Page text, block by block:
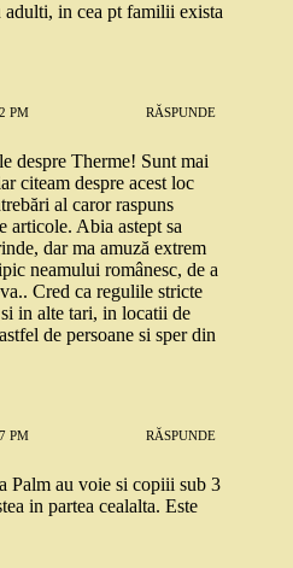
adulti, in cea pt familii exista
PM RĂSPUNDE
despre Therme! Sunt mai
citeam despre acest loc
al caror raspuns
articole. Abia astept sa
dar ma amuză extrem
neamului românesc, de a
Cred ca regulile stricte
in alte tari, in locatii de
de persoane si sper din
PM RĂSPUNDE
Palm au voie si copiii sub 3
in partea cealalta. Este